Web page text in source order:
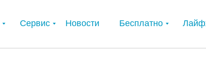
Сервис Новости Бесплатно